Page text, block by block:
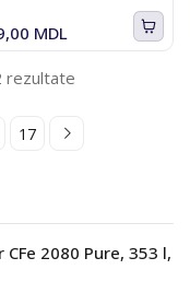
2080 Pure, 353 l,
MDL
rezultate
17